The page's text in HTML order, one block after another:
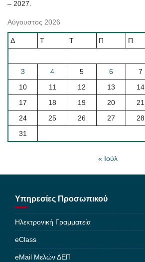
– 2027.
Αύγουστος 2026
Δ Τ Τ Π Π
3
4 5 6 7
10
11 12 13 14
17
18 19 20 21
24
25 26 27 28
31
« Ιούλ
Υπηρεσίες Προσωπικού
Ηλεκτρονική Γραμματεία
eClass
eMail Μελών ΔΕΠ